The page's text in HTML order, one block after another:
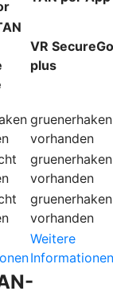
VR SecureGo
plus
gruenerhaken
vorhanden
gruenerhaken
vorhanden
gruenerhaken
vorhanden
Weitere
Informationen